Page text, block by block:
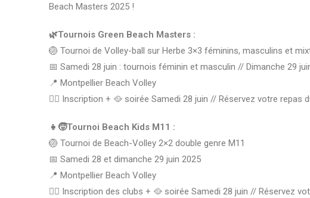
Beach Masters 2025 !
🌿Tournois Green Beach Masters :
🏐 Tournoi de Volley-ball sur Herbe 3×3 féminins, masculins et
📅 Samedi 28 juin : tournois féminin et masculin // Dimanche 29
📍 Montpellier Beach Volley
✍🏼 Inscription + 🥘 soirée Samedi 28 juin // Réservez votre
👧🧒Tournoi Beach Kids M11 :
🏐 Tournoi de Beach-Volley 2×2 double genre M11
📅 Samedi 28 et dimanche 29 juin 2025
📍 Montpellier Beach Volley
✍🏼 Inscription des clubs + 🥘 soirée Samedi 28 juin // Réservez